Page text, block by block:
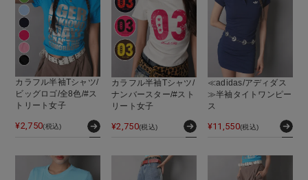
カラフル半袖Tシャツ/
ビッグロゴ/全8色/#ス
トリート女子
¥2,750(税込)
カラフル半袖Tシャツ/
ナンバースター/#スト
リート女子
¥2,750(税込)
≪adidas/アディダス
≫半袖タイトワンピー
ス
¥11,550(税込)